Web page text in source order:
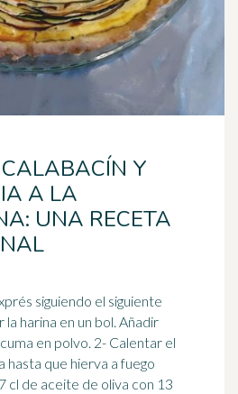
Y
A LA
UNA RECETA
siguiendo el siguiente
polvo. 2- Calentar el
hasta que hierva a fuego